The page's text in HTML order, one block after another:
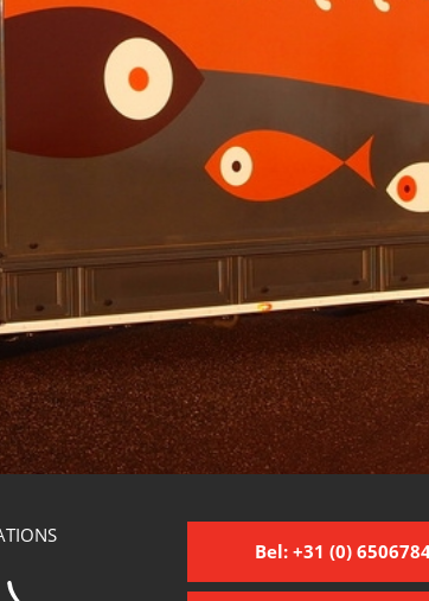
Bel: +31 (0)